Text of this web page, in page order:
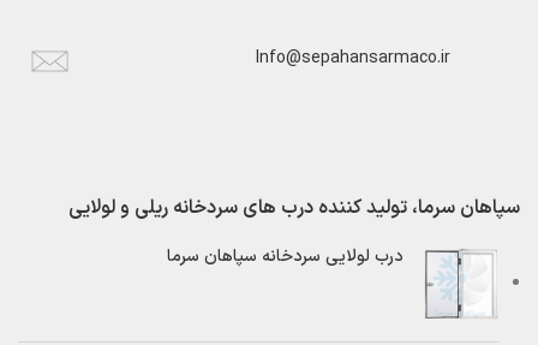
Info@sepahansarmaco.ir
سپاهان سرما، تولید کننده درب های سردخانه ریلی و لولایی
درب لولایی سردخانه سپاهان سرما